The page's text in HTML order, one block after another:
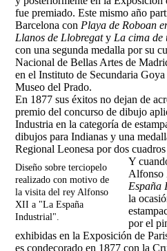
fue premiado. Este mismo año
Barcelona con Playa de Roboan
Llanos de Llobregaty La cima de
con una segunda medalla por su
Nacional de Bellas Artes de
en el Instituto de Secundaria
Museo del Prado.
En 1877 sus éxitos no dejan de
premio del concurso de dibujo
Industria en la categoría de
dibujos para Indianas y una
Regional Leonesa por dos
Diseño sobre terciopelo
realizado con motivo de
la visita del rey Alfonso
XII a "La España
Industrial".
Y
Alfonso
España
la
por el
exhibidas en la Exposición de
es condecorado en 1877 con la